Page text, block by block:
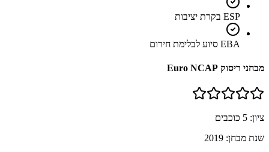
ESP בקרת יציבות
EBA סיוע לבלימת חירום
מבחני ריסוק Euro NCAP
ציון: 5 כוכבים
שנת מבחן: 2019